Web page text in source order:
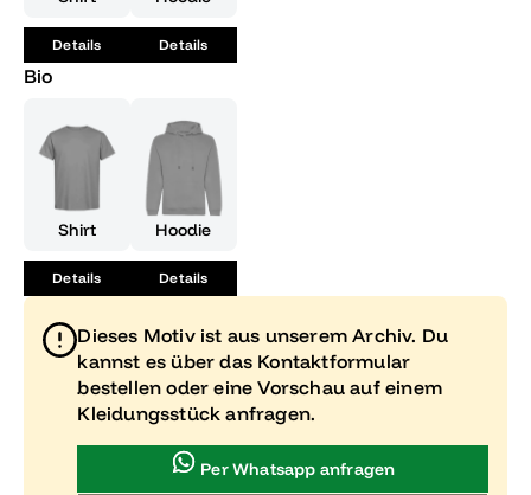
für unvergessliche Selfie-Momente, die perfekt deinen
Abschluss und deine Persönlichkeit widerspiegeln.
Details Details
Bio
Shirt
Details
Hoodie
Details
Dieses Motiv ist aus unserem Archiv. Du
kannst es über das Kontaktformular
bestellen oder eine Vorschau auf einem
Kleidungsstück anfragen.
Per Whatsapp anfragen